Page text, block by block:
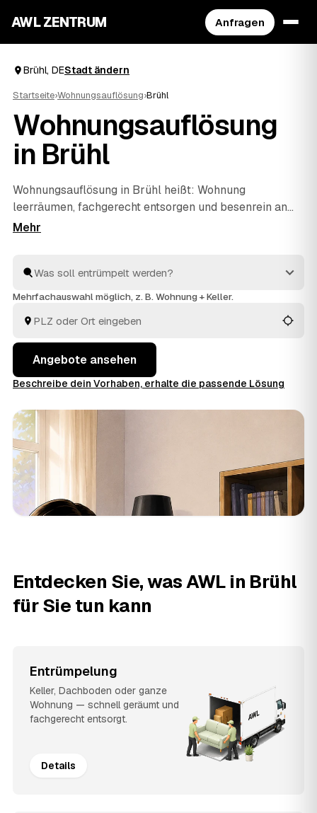
AWL ZENTRUM Anfragen
Brühl, DEStadt ändern
Startseite›Wohnungsauflösung›Brühl
Wohnungsauflösung
in Brühl
Wohnungsauflösung in Brühl heißt: Wohnung
leerräumen, fachgerecht entsorgen und besenrein an
den Vermieter übergeben. Genau dafür finden Sie über
jeden einzeln anzuschreiben, stellen Sie eine Anfrage
und erhalten mehrere Festpreis-Angebote
in Brühl und Bingen am Rhein
Mehrfachauswahl möglich, z. B. Wohnung + Keller.
Angebote ansehen
Beschreibe dein Vorhaben, erhalte die passende Lösung
Entdecken Sie, was AWL in Brühl
für Sie tun kann
Entrümpelung
Keller, Dachboden oder ganze
Wohnung — schnell geräumt und
fachgerecht entsorgt.
Details